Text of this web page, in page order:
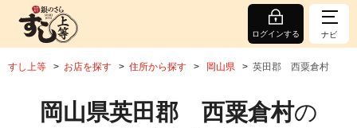
ログインする ナビ
すし上等 お店を探す 住所から探す 岡山県 英田郡 西粟倉村
岡山県英田郡 西粟倉村の